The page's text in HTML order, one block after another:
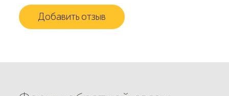
Добавить отзыв